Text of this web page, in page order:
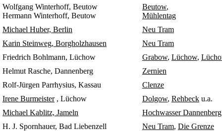
Wolfgang Winterhoff, Beutow
Hermann Winterhoff, Beutow
Beutow,
Mühlentag
Michael Huber, Berlin
Neu Tram
Karin Steinweg, Borgholzhausen
Neu Tram
Friedrich Bohlmann, Lüchow
Grabow, Lüchow,
Helmut Rasche, Dannenberg
Zernien
Rolf-Jürgen Parrhysius, Kassau
Clenze
Irene Burmeister, Lüchow Dolgow, Rehbeck u.a.
Michael Kablitz, Jameln
Hochwasser Dannenberg
H. J. Spornhauer, Bad Liebenzell
Neu Tram, Die Grenze